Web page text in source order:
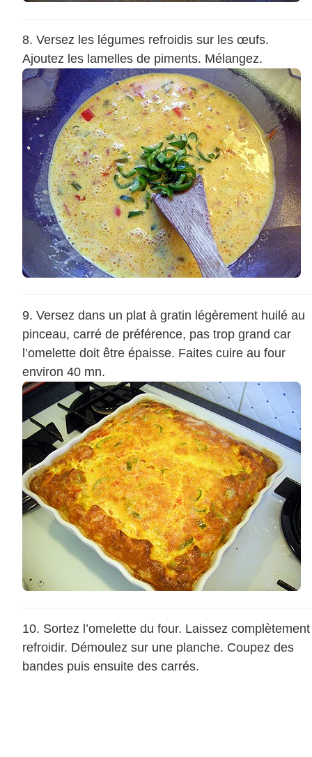
Versez les légumes refroidis sur les œufs.
Ajoutez les lamelles de piments. Mélangez.
Versez dans un plat à gratin légèrement huilé au
pinceau, carré de préférence, pas trop grand car
l’omelette doit être épaisse. Faites cuire au four
environ 40 mn.
Sortez l’omelette du four. Laissez complètement
refroidir. Démoulez sur une planche. Coupez des
bandes puis ensuite des carrés.